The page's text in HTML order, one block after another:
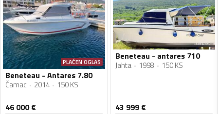
PLAĆEN OGLAS
Beneteau - Antares 7.80
Čamac 2014 150 KS
46 000€
Beneteau - antares 710
Jahta 1998 150 KS
43 999 €